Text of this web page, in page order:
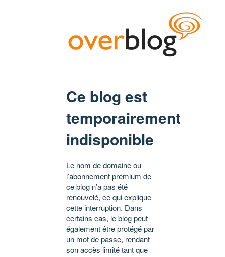
Ce blog est
temporairement
indisponible
Le nom de domaine ou
l’abonnement premium de
ce blog n’a pas été
renouvelé, ce qui explique
cette interruption. Dans
certains cas, le blog peut
également être protégé par
un mot de passe, rendant
son accès limité tant que